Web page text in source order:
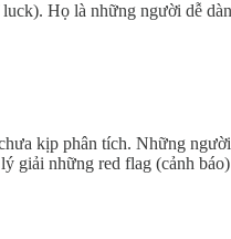
Họ là những người dễ
kịp phân tích. Những
giải những red flag (cảnh